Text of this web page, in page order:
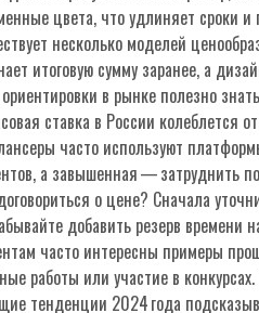
цвета, что удлиняет сроки и
несколько моделей
итоговую сумму заранее, а
в рынке полезно знать
ставка в России
часто используют
а завышенная — затруднить
о цене? Сначала
добавить резерв
часто интересны примеры
работы или участие в
тенденции 2024 года